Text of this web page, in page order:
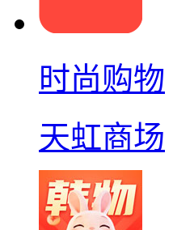
时尚购物
天虹商场